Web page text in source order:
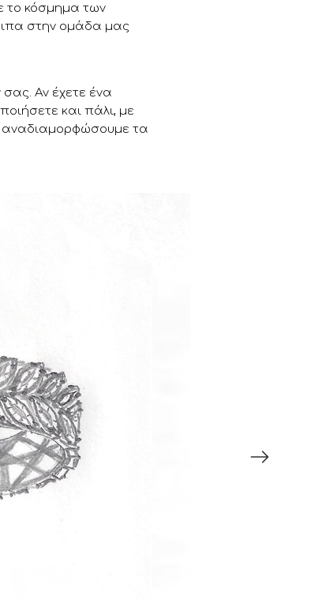
το κόσμημα των
στην ομάδα μας
Αν έχετε ένα
και πάλι, με
αναδιαμορφώσουμε τα